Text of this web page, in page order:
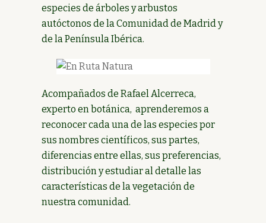
especies de árboles y arbustos
autóctonos de la Comunidad de Madrid y
de la Península Ibérica.
Acompañados de Rafael Alcerreca,
experto en botánica, aprenderemos a
reconocer cada una de las especies por
sus nombres científicos, sus partes,
diferencias entre ellas, sus preferencias,
distribución y estudiar al detalle las
características de la vegetación de
nuestra comunidad.